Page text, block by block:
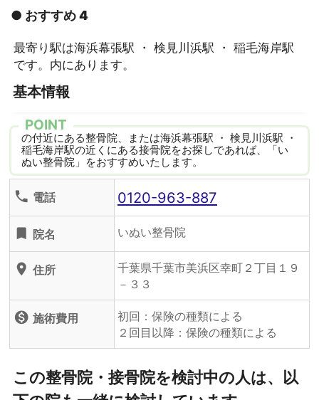
● おすすめ 4
最寄り駅は海浜幕張駅 ・ 検見川浜駅 ・ 稲毛海岸駅
です。内にあります。
基本情報
POINT
の付近にある整骨院、または海浜幕張駅 ・ 検見川浜駅 ・
稲毛海岸駅の近くにある接骨院をお探しであれば、「い
ぬい整骨院」をおすすめいたします。
phone 電話 0120-963-887
turned_in 院名 いぬい整骨院
location_on 住所
千葉県千葉市美浜区幸町２丁目１９
－３３
monetization_on 施術費用
初回：保険の種類による
２回目以降：保険の種類による
この整骨院・接骨院を検討中の人は、以